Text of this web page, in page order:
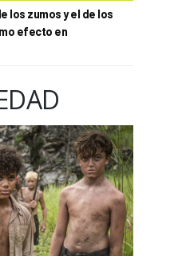
los zumos y el de los
efecto en